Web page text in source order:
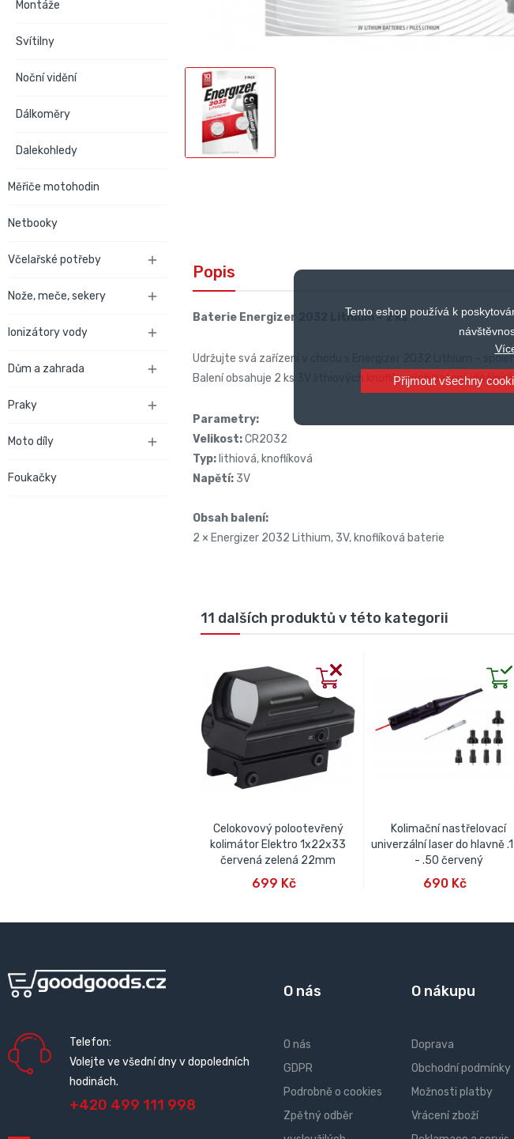
Tento eshop používá k
Přijmout všechny
Montáže
Svítilny
Noční vidění
Dálkoměry
Dalekohledy
Měřiče motohodin
Netbooky
Včelařské potřeby 
Nože, meče, sekery 
Ionizátory vody 
Dům a zahrada 
Praky 
Moto díly 
Foukačky
Popis
Baterie Energizer 2032 Lithium – 2 ks
Udržujte svá zařízení v chodu s Energizer 2032 Lithium –
Balení obsahuje 2 ks 3V lithiových knoflíkových baterií,
Parametry:
Velikost:CR2032
Typ: lithiová, knoflíková
Napětí: 3V
Obsah balení:
2 × Energizer 2032 Lithium, 3V, knoflíková baterie
11 dalších produktů v této kategorii
Celokovový polootevřený
kolimátor Elektro 1x22x33
červená zelená 22mm
699 Kč
Kolimační nastřelovací
univerzální laser do hlavně
- .50 červený
690 Kč
Telefon:
Volejte ve všední dny v dopoledních
hodinách.
+420 499 111 998
O nás
O nás
GDPR
Podrobně o cookies
Zpětný odběr
O nákupu
Doprava
Obchodní podmínky
Možnosti platby
Vrácení zboží